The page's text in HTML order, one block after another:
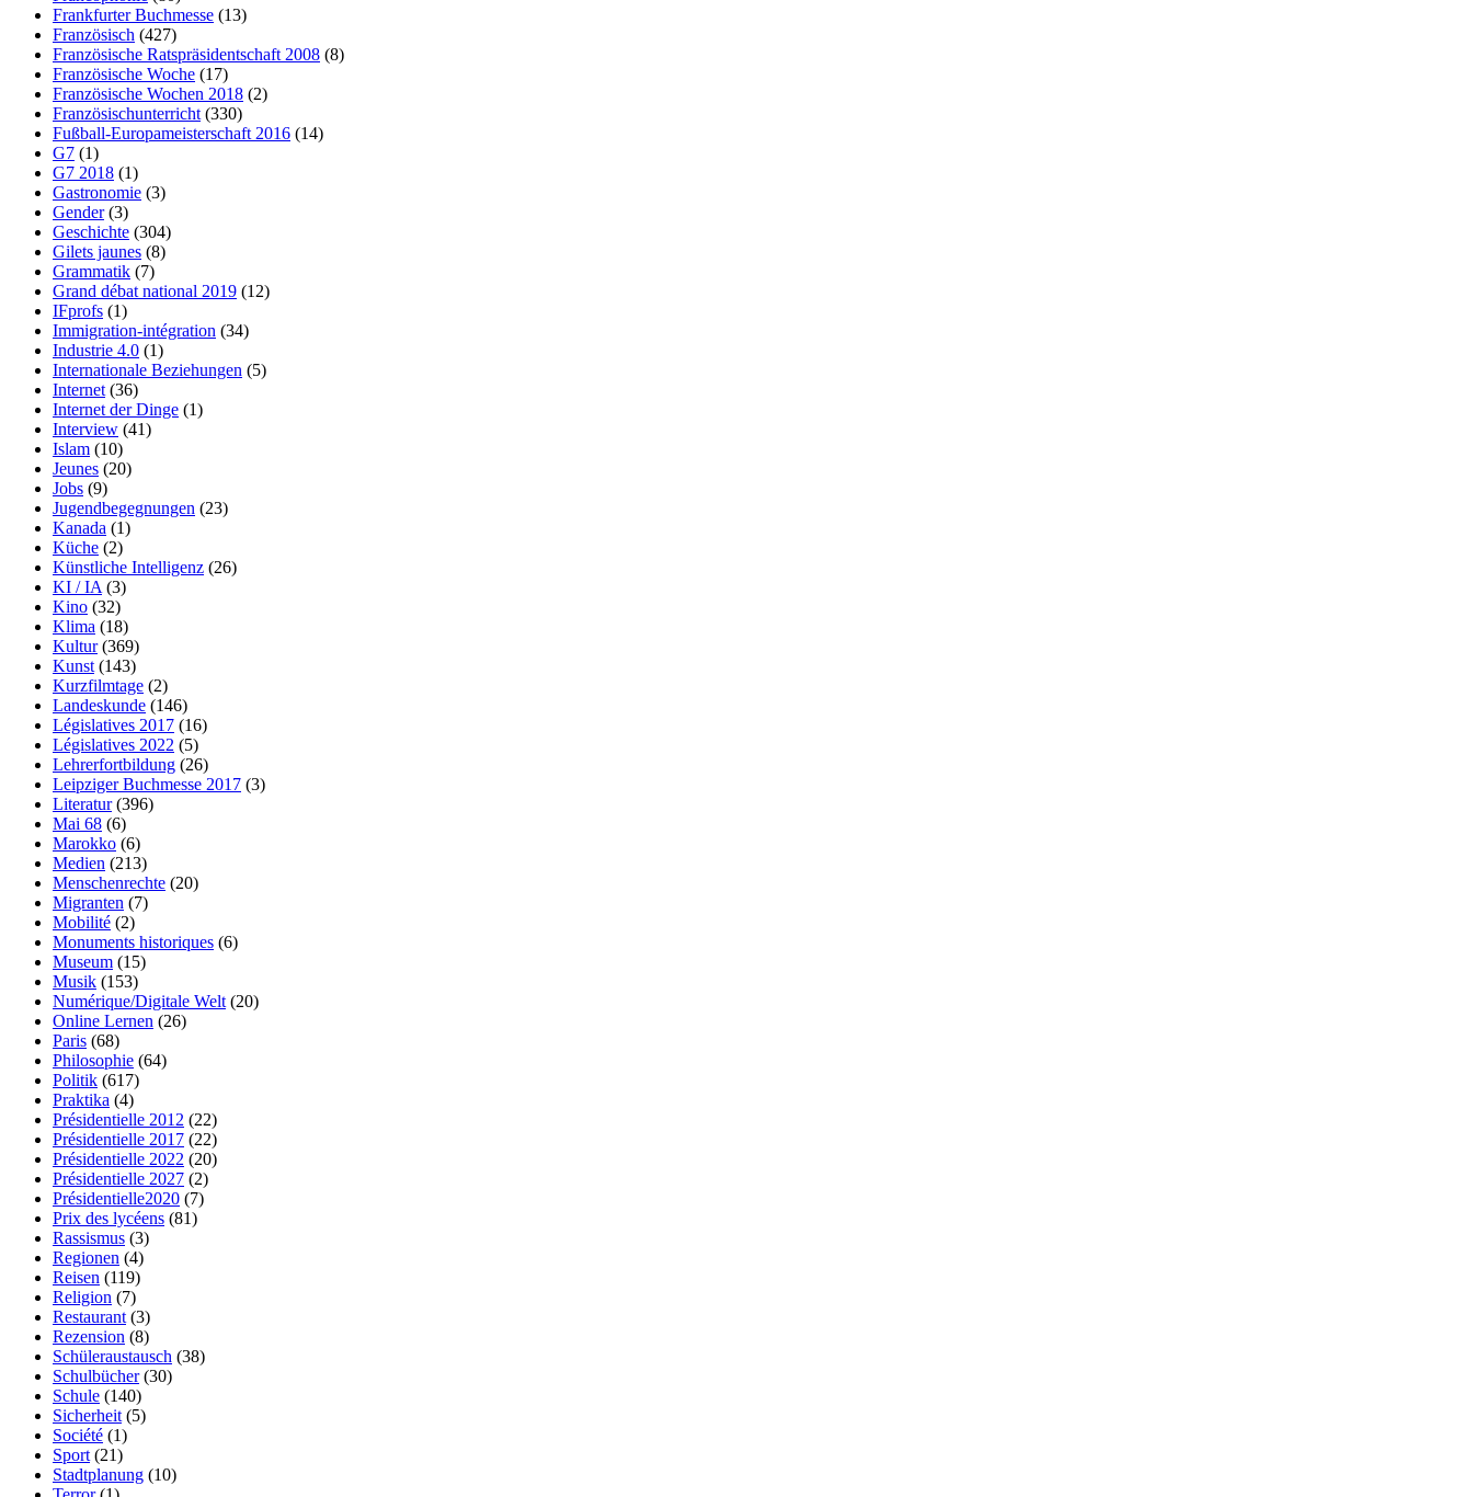
Frankfurter Buchmesse (13)
Französisch (427)
Französische Ratspräsidentschaft 2008 (8)
Französische Woche (17)
Französische Wochen 2018 (2)
Französischunterricht (330)
Fußball-Europameisterschaft 2016 (14)
G7 (1)
G7 2018 (1)
Gastronomie (3)
Gender(3)
Geschichte (304)
Gilets jaunes (8)
Grammatik (7)
Grand débat national 2019 (12)
IFprofs (1)
Immigration-intégration (34)
Industrie 4.0 (1)
Internationale Beziehungen (5)
Internet (36)
Internet der Dinge (1)
Interview (41)
Islam (10)
Jeunes (20)
Jobs (9)
Jugendbegegnungen (23)
Kanada (1)
Küche (2)
Künstliche Intelligenz (26)
KI / IA (3)
Kino (32)
Klima (18)
Kultur(369)
Kunst (143)
Kurzfilmtage (2)
Landeskunde (146)
Législatives 2017 (16)
Législatives 2022 (5)
Lehrerfortbildung (26)
Leipziger Buchmesse 2017 (3)
Literatur(396)
Mai 68 (6)
Marokko (6)
Medien (213)
Menschenrechte (20)
Migranten (7)
Mobilité (2)
Monuments historiques (6)
Museum (15)
Musik (153)
Numérique/Digitale Welt (20)
Online Lernen (26)
Paris (68)
Philosophie (64)
Politik (617)
Praktika (4)
Présidentielle 2012 (22)
Présidentielle 2017 (22)
Présidentielle 2022 (20)
Présidentielle 2027 (2)
Présidentielle2020 (7)
Prix des lycéens (81)
Rassismus (3)
Regionen (4)
Reisen (119)
Religion (7)
Restaurant (3)
Rezension (8)
Schüleraustausch (38)
Schulbücher(30)
Schule (140)
Sicherheit (5)
Société (1)
Sport (21)
Stadtplanung (10)